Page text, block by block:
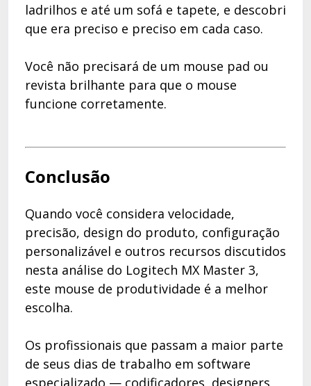
ladrilhos e até um sofá e tapete, e descobri
que era preciso e preciso em cada caso.
Você não precisará de um mouse pad ou
revista brilhante para que o mouse
funcione corretamente.
Conclusão
Quando você considera velocidade,
precisão, design do produto, configuração
personalizável e outros recursos discutidos
nesta análise do Logitech MX Master 3,
este mouse de produtividade é a melhor
escolha.
Os profissionais que passam a maior parte
de seus dias de trabalho em software
especializado — codificadores, designers